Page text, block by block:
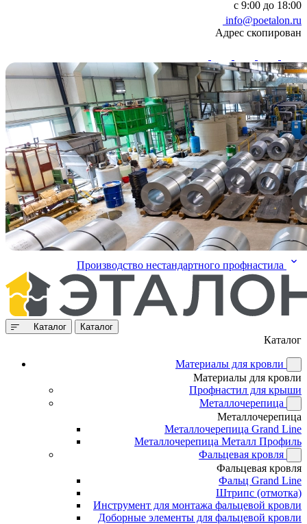
с 9:00 до 18:00
info@poetalon.ru
Адрес скопирован
Производство нестандартного профнастила
Каталог Каталог
Каталог
Материалы для кровли
Материалы для кровли
Профнастил для крыши
Металлочерепица
Металлочерепица
Металлочерепица Grand Line
Металлочерепица Металл Профиль
Фальцевая кровля
Фальцевая кровля
Фальц Grand Line
Штрипс (отмотка)
Инструмент для монтажа фальцевой кровли
Доборные элементы для фальцевой кровли